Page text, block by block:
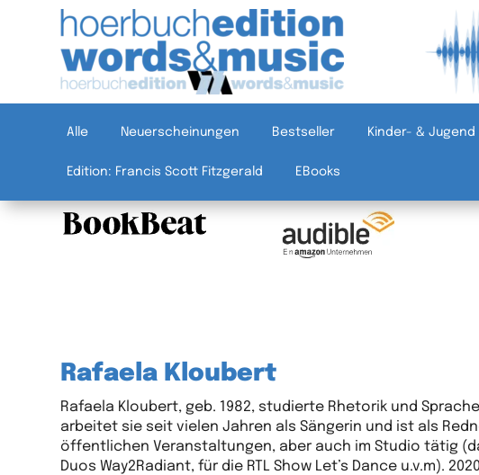
Alle Neuerscheinungen Bestseller Kinder- & Jugend
Edition: Francis Scott Fitzgerald EBooks
Rafaela Kloubert
Rafaela Kloubert, geb. 1982, studierte Rhetorik und
arbeitet sie seit vielen Jahren als Sängerin und ist als
öffentlichen Veranstaltungen, aber auch im Studio tätig
Duos Way2Radiant, für die RTL Show Let’s Dance u.v.m).